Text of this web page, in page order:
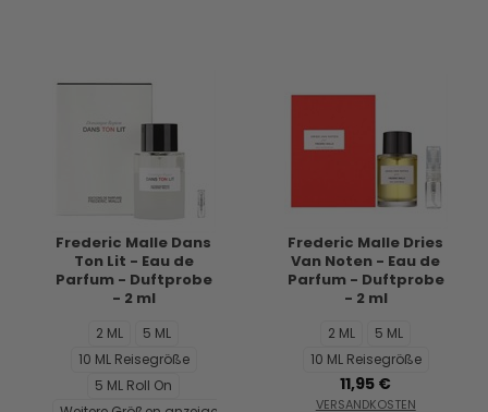
Frederic Malle Dans
Ton Lit - Eau de
Parfum - Duftprobe
- 2 ml
2 ML
5 ML
10 ML Reisegröße
5 ML Roll On
Frederic Malle Dries
Van Noten - Eau de
Parfum - Duftprobe
- 2 ml
2 ML
5 ML
10 ML Reisegröße
11,95 €
VERSANDKOSTEN